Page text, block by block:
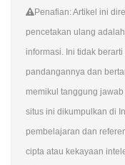
Penafian: Artikel ini
pencetakan ulang
informasi. Ini tidak
pandangannya dan
memikul tanggung
situs ini dikumpulkan di
pembelajaran dan
cipta atau kekayaan